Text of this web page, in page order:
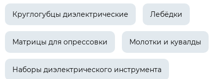
Круглогубцы диэлектрические Лебёдки
Матрицы для опрессовки Молотки и кувалды
Наборы диэлектрического инструмента